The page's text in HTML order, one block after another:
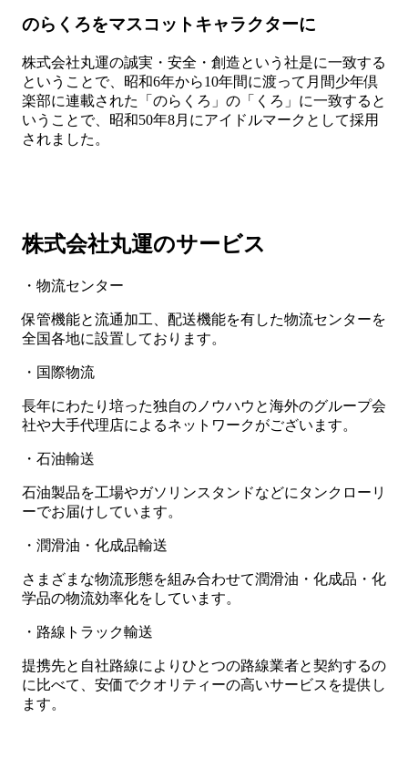
のらくろをマスコットキャラクターに
株式会社丸運の誠実・安全・創造という社是に一致する
ということで、昭和6年から10年間に渡って月間少年倶
楽部に連載された「のらくろ」の「くろ」に一致すると
いうことで、昭和50年8月にアイドルマークとして採用
されました。
株式会社丸運のサービス
・物流センター
保管機能と流通加工、配送機能を有した物流センターを
全国各地に設置しております。
・国際物流
長年にわたり培った独自のノウハウと海外のグループ会
社や大手代理店によるネットワークがございます。
・石油輸送
石油製品を工場やガソリンスタンドなどにタンクローリ
ーでお届けしています。
・潤滑油・化成品輸送
さまざまな物流形態を組み合わせて潤滑油・化成品・化
学品の物流効率化をしています。
・路線トラック輸送
提携先と自社路線によりひとつの路線業者と契約するの
に比べて、安価でクオリティーの高いサービスを提供し
ます。